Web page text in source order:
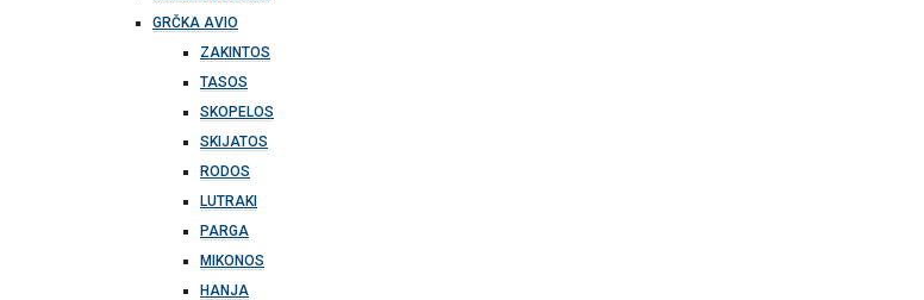
GRČKA AVIO
ZAKINTOS
TASOS
SKOPELOS
SKIJATOS
RODOS
LUTRAKI
PARGA
MIKONOS
HANJA